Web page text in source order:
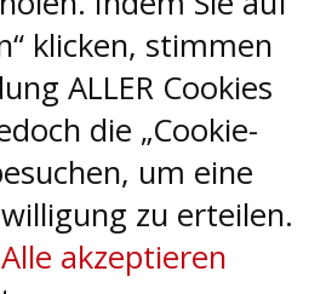
klicken, stimmen
ALLER Cookies
die „Cookie-
um eine
zu erteilen.
Alle akzeptieren